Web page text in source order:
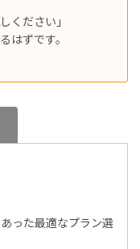
ください」
はずです。
った最適なプラン選